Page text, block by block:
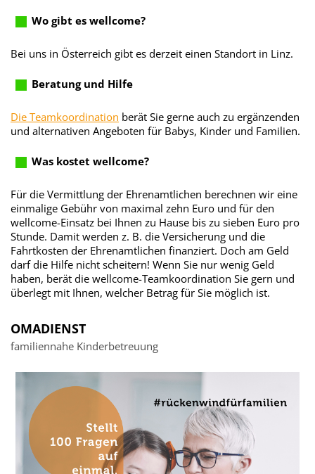
Wo gibt es wellcome?
Bei uns in Österreich gibt es derzeit einen Standort in Linz.
Beratung und Hilfe
Die Teamkoordination berät Sie gerne auch zu ergänzenden
und alternativen Angeboten für Babys, Kinder und Familien.
Was kostet wellcome?
Für die Vermittlung der Ehrenamtlichen berechnen wir eine
einmalige Gebühr von maximal zehn Euro und für den
wellcome-Einsatz bei Ihnen zu Hause bis zu sieben Euro pro
Stunde. Damit werden z. B. die Versicherung und die
Fahrtkosten der Ehrenamtlichen finanziert. Doch am Geld
darf die Hilfe nicht scheitern! Wenn Sie nur wenig Geld
haben, berät die wellcome-Teamkoordination Sie gern und
überlegt mit Ihnen, welcher Betrag für Sie möglich ist.
OMADIENST
familiennahe Kinderbetreuung